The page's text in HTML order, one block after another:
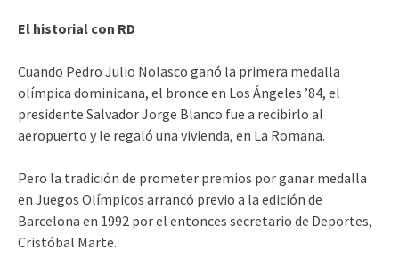
El historial con RD
Cuando Pedro Julio Nolasco ganó la primera medalla
olímpica dominicana, el bronce en Los Ángeles ’84, el
presidente Salvador Jorge Blanco fue a recibirlo al
aeropuerto y le regaló una vivienda, en La Romana.
Pero la tradición de prometer premios por ganar medalla
en Juegos Olímpicos arrancó previo a la edición de
Barcelona en 1992 por el entonces secretario de Deportes,
Cristóbal Marte.